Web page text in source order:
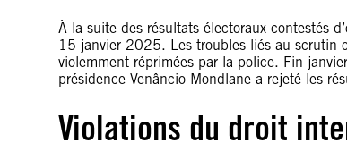
À la suite des résultats électoraux contestés
15 janvier 2025. Les troubles liés au scrutin
violemment réprimées par la police. Fin
présidence Venâncio Mondlane a rejeté les
Violations du droit